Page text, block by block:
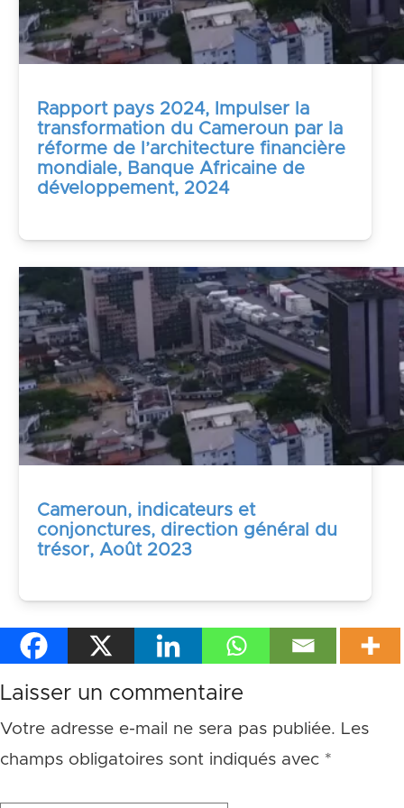
Rapport pays 2024, Impulser la
transformation du Cameroun par la
réforme de l’architecture financière
mondiale, Banque Africaine de
développement, 2024
Cameroun, indicateurs et
conjonctures, direction général du
trésor, Août 2023
Laisser un commentaire
Votre adresse e-mail ne sera pas publiée. Les
champs obligatoires sont indiqués avec *